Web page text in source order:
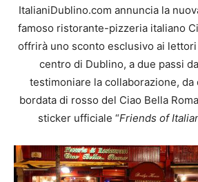
ItalianiDublino.com annuncia la
famoso ristorante-pizzeria italiano
offrirà uno sconto esclusivo ai
centro di Dublino, a due passi
testimoniare la collaborazione,
bordata di rosso del Ciao Bella
sticker ufficiale “Friends of